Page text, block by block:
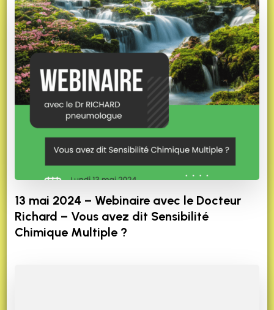
13 mai 2024 – Webinaire avec le Docteur
Richard – Vous avez dit Sensibilité
Chimique Multiple ?